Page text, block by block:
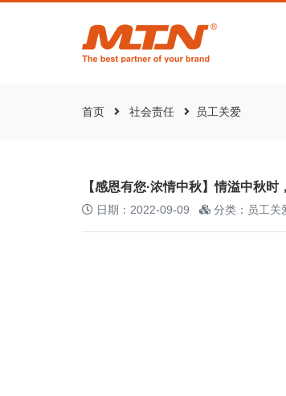
首页 社会责任 员工关爱
【感恩有您·浓情中秋】情溢中秋时
日期：2022-09-09 分类：员工关